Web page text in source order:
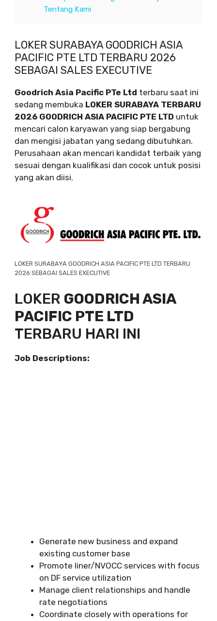
Tentang Kami
LOKER SURABAYA GOODRICH ASIA
PACIFIC PTE LTD TERBARU 2026
SEBAGAI SALES EXECUTIVE
Goodrich Asia Pacific PTe Ltd terbaru saat ini
sedang membuka LOKER SURABAYA TERBARU
2026 GOODRICH ASIA PACIFIC PTE LTD untuk
mencari calon karyawan yang siap bergabung
dan mengisi jabatan yang sedang dibutuhkan.
Perusahaan akan mencari kandidat terbaik yang
sesuai dengan kualifikasi dan cocok untuk posisi
yang akan diisi.
LOKER SURABAYA GOODRICH ASIA PACIFIC PTE LTD TERBARU
2026 SEBAGAI SALES EXECUTIVE
LOKER GOODRICH ASIA
PACIFIC PTE LTD
TERBARU HARI INI
Job Descriptions:
Generate new business and expand
existing customer base
Promote liner/NVOCC services with focus
on DF service utilization
Manage client relationships and handle
rate negotiations
Coordinate closely with operations for